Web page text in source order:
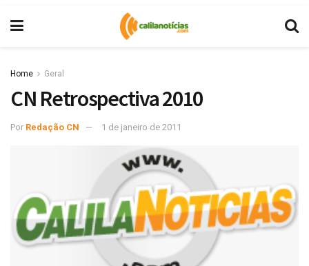
Home Geral
CN Retrospectiva 2010
Por Redação CN 1 de janeiro de 2011